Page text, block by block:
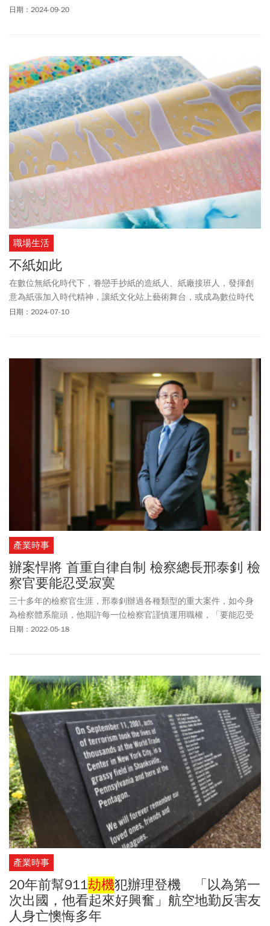
長許宗力宣判結果為死刑「有條件合憲」，但嚴格限縮適用的犯罪
以符合程序正義、人權價值，讓法制度更加完善。對此結果，台灣
冤獄平反協會理事長羅秉成表示「尊重憲法法庭判決結果，但感覺
有點遺憾」。他解釋，遺憾之處，在於並未就死刑制度宣告違憲，
採取與過去大法官會議解釋相同的立場，但他也直言這次的判決，
「應該是離廢除死刑相對來說最近的一步」。羅秉成解釋，此判決
將死刑範圍限縮至「情節最嚴重的罪」，若依照大法官意指，這包
括「直接故意殺人」 ，此次判決也提高死刑案件當事人訴訟程序的
保障，因大法官認為死刑特別嚴重，因此特別高度要求死刑的程序
更為嚴密，在這要求底下，現行規定不符要求部分屬於違憲。
日期：2024-09-20
職場生活
不紙如此
在數位無紙化時代下，眷戀手抄紙的造紙人、紙廠接班人，發揮創
意為紙張加入時代精神，讓紙文化站上藝術舞台，或成為數位時代
書畫浪潮的推手，這群人展現巧思，讓你我習以為常的紙張，在生
日期：2024-07-10
產業時事
辦案悍將 首重自律自制 檢察總長邢泰釗 檢
察官要能忍受寂寞
三十多年的檢察官生涯，邢泰釗辦過各種類型的重大案件，如今身
為檢察體系龍頭，他期許每一位檢察官謹慎運用職權，「要能忍受
寂寞，把自己單純化，才能贏得信賴。」
日期：2022-05-18
產業時事
20年前幫911劫機犯辦理登機 「以為第一
次出國，他看起來好興奮」航空地勤反害友
人身亡懊悔多年